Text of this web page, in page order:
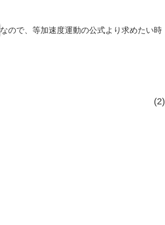
なので、等加速度運動の公式より求めたい時
(2)